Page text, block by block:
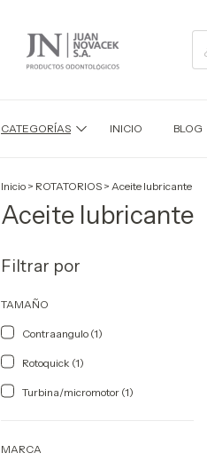
CATEGORÍAS INICIO BLOG
Inicio > ROTATORIOS > Aceite lubricante
Aceite lubricante
Filtrar por
TAMAÑO
Contraangulo (1)
Rotoquick (1)
Turbina/micromotor (1)
MARCA